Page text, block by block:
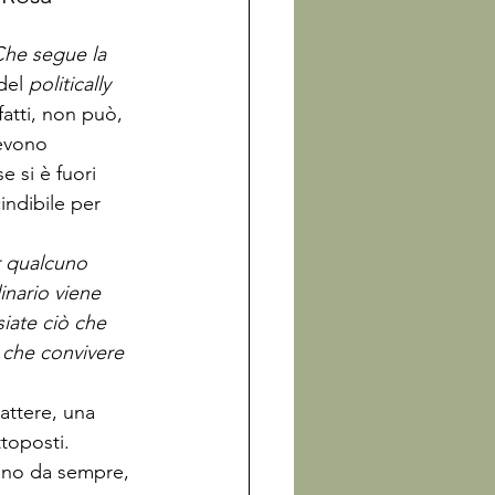
segue la
politically
non può,
si è fuori
per
qualcuno
viene
ciò che
convivere
una
da sempre,